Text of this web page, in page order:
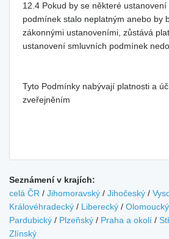
12.4 Pokud by se některé
podmínek stalo neplatným anebo by
zákonnými ustanoveními, zůstává
ustanovení smluvních podmínek
Tyto Podmínky nabývají platnosti a
zveřejněním
Seznámení v krajích:
celá ČR / Jihomoravský / Jihočeský /
Královéhradecký / Liberecký / Olomoucký
Pardubický / Plzeňský / Praha a okolí /
Zlínský